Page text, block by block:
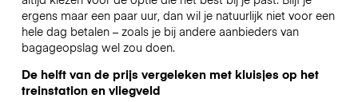
ergens maar een paar uur, dan wil je natuurlijk niet voor een
hele dag betalen – zoals je bij andere aanbieders van
bagageopslag wel zou doen.
De helft van de prijs vergeleken met kluisjes op het
treinstation en vliegveld